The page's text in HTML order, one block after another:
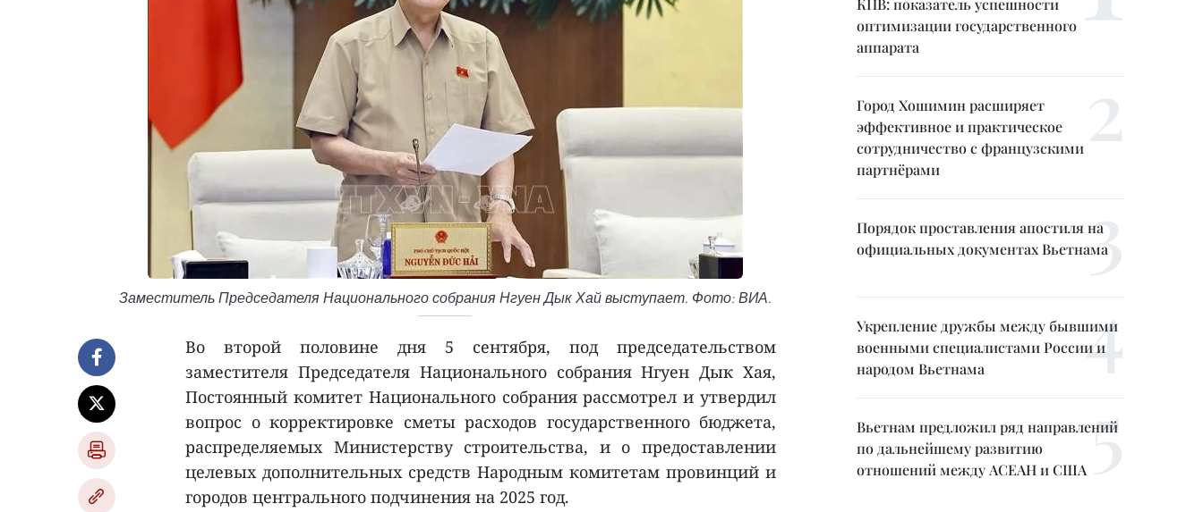
Заместитель Председателя Национального собрания Нгуен Дык Хай выступает. Фото: ВИА.
Во второй половине дня 5 сентября, под председательством
заместителя Председателя Национального собрания Нгуен Дык Хая,
Постоянный комитет Национального собрания рассмотрел и утвердил
вопрос о корректировке сметы расходов государственного бюджета,
распределяемых Министерству строительства, и о предоставлении
целевых дополнительных средств Народным комитетам провинций и
городов центрального подчинения на 2025 год.
КПВ: показатель успешности
оптимизации государственного
аппарата
Город Хошимин расширяет
эффективное и практическое
сотрудничество с французскими
партнёрами
Порядок проставления апостиля на
официальных документах Вьетнама
Укрепление дружбы между бывшими
военными специалистами России и
народом Вьетнама
Вьетнам предложил ряд направлений
по дальнейшему развитию
отношений между АСЕАН и США